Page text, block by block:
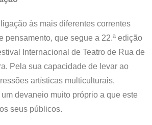
às mais diferentes correntes
pensamento, que segue a 22.ª edição
Internacional de Teatro de Rua de
Pela sua capacidade de levar ao
artísticas multiculturais,
devaneio muito próprio a que este
seus públicos.